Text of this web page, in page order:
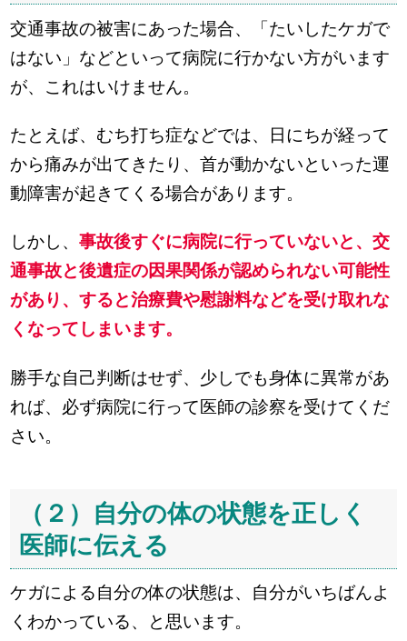
交通事故の被害にあった場合、「たいしたケガで
はない」などといって病院に行かない方がいます
が、これはいけません。
たとえば、むち打ち症などでは、日にちが経って
から痛みが出てきたり、首が動かないといった運
動障害が起きてくる場合があります。
しかし、事故後すぐに病院に行っていないと、交
通事故と後遺症の因果関係が認められない可能性
があり、すると治療費や慰謝料などを受け取れな
くなってしまいます。
勝手な自己判断はせず、少しでも身体に異常があ
れば、必ず病院に行って医師の診察を受けてくだ
さい。
（２）自分の体の状態を正しく
医師に伝える
ケガによる自分の体の状態は、自分がいちばんよ
くわかっている、と思います。